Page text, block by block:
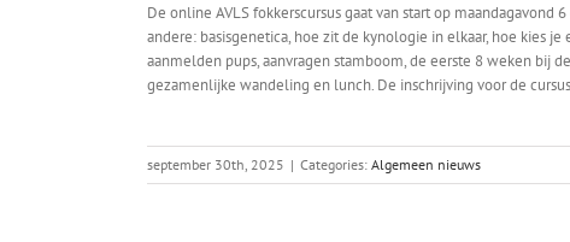
De online AVLS fokkerscursus gaat van start op
andere: basisgenetica, hoe zit de kynologie in elkaar, hoe kies
aanmelden pups, aanvragen stamboom, de eerste 8 weken bij
gezamenlijke wandeling en lunch. De inschrijving voor de
september 30th, 2025 | Categories: Algemeen nieuws